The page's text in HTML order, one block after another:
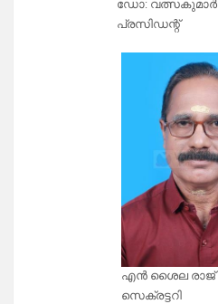
ഡോ: വത്സകുമാർ
പ്രസിഡന്റ്
എൻ ശൈല രാജ്
സെക്രട്ടറി